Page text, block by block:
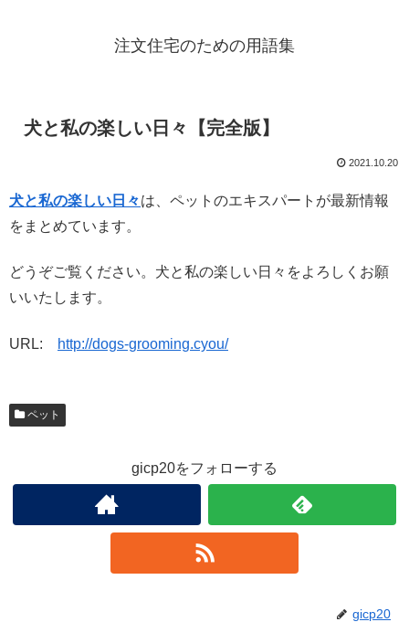
注文住宅のための用語集
犬と私の楽しい日々【完全版】
2021.10.20
犬と私の楽しい日々は、ペットのエキスパートが最新情報
をまとめています。
どうぞご覧ください。犬と私の楽しい日々をよろしくお願
いいたします。
URL: http://dogs-grooming.cyou/
ペット
gicp20をフォローする
gicp20